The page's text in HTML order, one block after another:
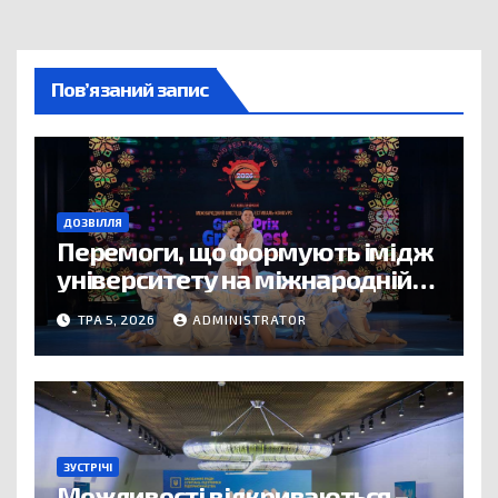
Пов’язаний запис
ДОЗВІЛЛЯ
Перемоги, що формують імідж
університету на міжнародній
арені
ТРА 5, 2026 ADMINISTRATOR
ЗУСТРІЧІ